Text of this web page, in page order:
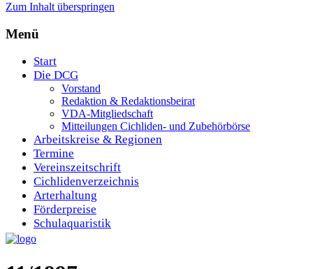
Zum Inhalt überspringen
Menü
Start
Die DCG
Vorstand
Redaktion & Redaktionsbeirat
VDA-Mitgliedschaft
Mitteilungen Cichliden- und Zubehörbörse
Arbeitskreise & Regionen
Termine
Vereinszeitschrift
Cichlidenverzeichnis
Arterhaltung
Förderpreise
Schulaquaristik